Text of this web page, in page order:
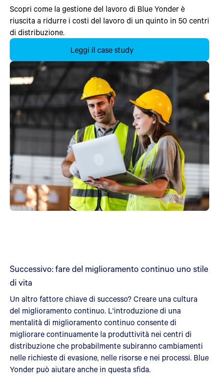
Scopri come la gestione del lavoro di Blue Yonder è
riuscita a ridurre i costi del lavoro di un quinto in 50 centri
di distribuzione.
Leggi il case study
Successivo: fare del miglioramento continuo uno stile
di vita
Un altro fattore chiave di successo? Creare una cultura
del miglioramento continuo. L'introduzione di una
mentalità di miglioramento continuo consente di
migliorare continuamente la produttività nei centri di
distribuzione che probabilmente subiranno cambiamenti
nelle richieste di evasione, nelle risorse e nei processi. Blue
Yonder può aiutare anche in questa sfida.